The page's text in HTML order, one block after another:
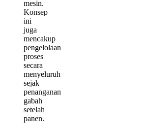
mesin.
Konsep
ini
juga
mencakup
pengelolaan
proses
secara
menyeluruh
sejak
penanganan
gabah
setelah
panen.